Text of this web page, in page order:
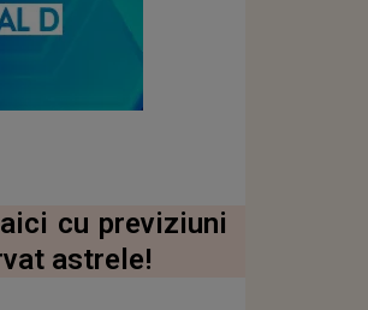
cu previziuni
astrele!